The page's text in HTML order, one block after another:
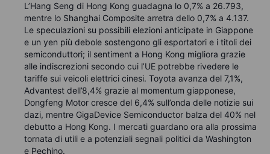
L’Hang Seng di Hong Kong guadagna lo 0,7% a 26.793,
mentre lo Shanghai Composite arretra dello 0,7% a 4.137.
Le speculazioni su possibili elezioni anticipate in Giappone
e un yen più debole sostengono gli esportatori e i titoli dei
semiconduttori; il sentiment a Hong Kong migliora grazie
alle indiscrezioni secondo cui l’UE potrebbe rivedere le
tariffe sui veicoli elettrici cinesi. Toyota avanza del 7,1%,
Advantest dell’8,4% grazie al momentum giapponese,
Dongfeng Motor cresce del 6,4% sull’onda delle notizie sui
dazi, mentre GigaDevice Semiconductor balza del 40% nel
debutto a Hong Kong. I mercati guardano ora alla prossima
tornata di utili e a potenziali segnali politici da Washington
e Pechino.